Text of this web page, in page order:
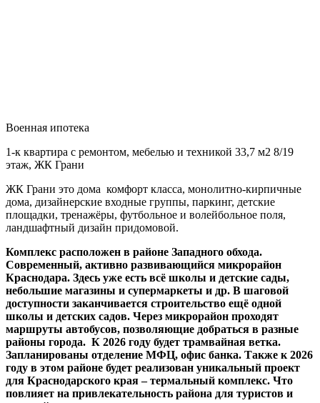
Военная ипотека
1-к квартира с ремонтом, мебелью и техникой 33,7 м2 8/19
этаж, ЖК Грани
ЖК Грани это дома комфорт класса, монолитно-кирпичные
дома, дизайнерские входные группы, паркинг, детские
площадки, тренажёры, футбольное и волейбольное поля,
ландшафтный дизайн придомовой.
Комплекс расположен в районе Западного обхода.
Современный, активно развивающийся микрорайон
Краснодара. Здесь уже есть всё школы и детские сады,
небольшие магазины и супермаркеты и др. В шаговой
доступности заканчивается строительство ещё одной
школы и детских садов. Через микрорайон проходят
маршруты автобусов, позволяющие добраться в разные
районы города. К 2026 году будет трамвайная ветка.
Запланированы отделение МФЦ, офис банка. Также к 2026
году в этом районе будет реализован уникальный проект
для Краснодарского края – термальный комплекс. Что
повлияет на привлекательность района для туристов и